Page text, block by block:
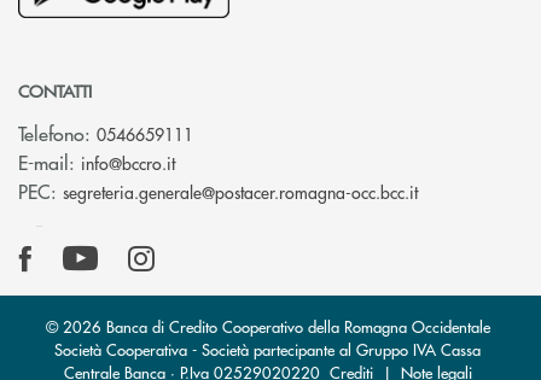
CONTATTI
Telefono: 0546659111
E-mail: info@bccro.it(si apre l’app di posta elettronica)
PEC: segreteria.generale@postacer.romagna-occ.bcc.it(si apre l’app
© 2026 Banca di Credito Cooperativo della Romagna Occidentale
Società Cooperativa - Società partecipante al Gruppo IVA Cassa
Centrale Banca · P.Iva 02529020220 Crediti| Note legali